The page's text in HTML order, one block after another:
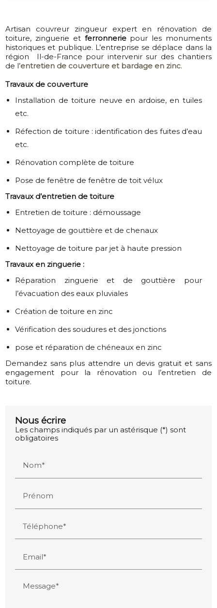
Artisan couvreur zingueur expert en rénovation de
toiture, zinguerie et ferronneriepour les monuments
historiques et publique. L’entreprise se déplace dans la
région Il-de-France pour intervenir sur des chantiers
de l’entretien de couverture et bardage en zinc.
Travaux de couverture
Installation de toiture neuve en ardoise, en tuiles
etc.
Réfection de toiture : identification des fuites d’eau
etc.
Rénovation complète de toiture
Pose de fenêtre de fenêtre de toit vélux
Travaux d’entretien de toiture
Entretien de toiture : démoussage
Nettoyage de gouttière et de chenaux
Nettoyage de toiture par jet à haute pression
Travaux en zinguerie :
Réparation zinguerie et de gouttière pour
l’évacuation des eaux pluviales
Création de toiture en zinc
Vérification des soudures et des jonctions
pose et réparation de chéneaux en zinc
Demandez sans plus attendre un devis gratuit et sans
engagement pour la rénovation ou l’entretien de
toiture.
Nous écrire
Les champs indiqués par un astérisque (*) sont
obligatoires
Nom*
Prénom
Téléphone*
Email*
Message*